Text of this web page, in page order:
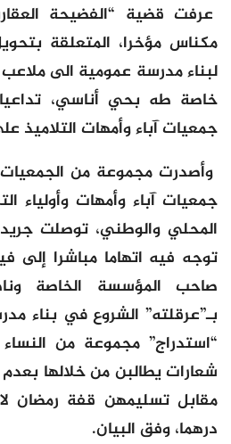
عرفت قضية “الفضيحة
مكناس مؤخرا، المتعلقة
لبناء مدرسة عمومية الى
خاصة طه بحي أناسي،
جمعيات آباء وأمهات التلاميذ
وأصدرت مجموعة من
جمعيات آباء وأمهات وأولياء
المحلي والوطني، توصلت
توجه فيه اتهاما مباشرا
صاحب المؤسسة الخاصة
بـ”عرقلته” الشروع في بناء
“استدراج” مجموعة من
شعارات يطالبن من خلالها بعدم
مقابل تسليمهن قفة رمضان
درهما، وفق البيان.